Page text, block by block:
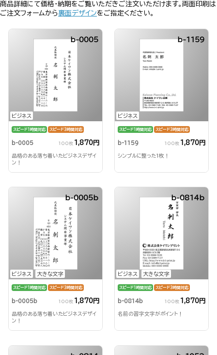
商品詳細にて価格・納期をご覧いただきご注文いただけます。両面印刷は
ご注文フォームから裏面デザインをご指定ください。
ビジネス
b-0005
スピード1時間対応 スピード3時間対応
b-0005 100枚 1,870円
品格のある落ち着いたビジネスデザイ
ン！
ビジネス
b-1159
スピード1時間対応 スピード3時間対応
b-1159 100枚 1,870円
シンプルに整った1枚！
ビジネス 大きな文字
b-0005b
スピード1時間対応 スピード3時間対応
b-0005b 100枚 1,870円
品格のある落ち着いたビジネスデザイ
ン！
ビジネス 大きな文字
b-0814b
スピード1時間対応 スピード3時間対応
b-0814b 100枚 1,870円
名前の習字文字がポイント！